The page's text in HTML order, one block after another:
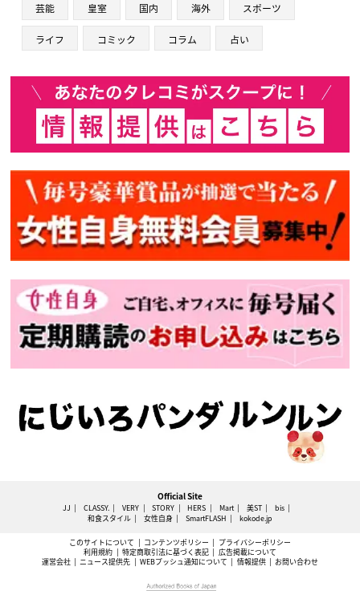
芸能 皇室 国内 海外 スポーツ
ライフ コミック コラム 占い
Official Site
JJ CLASSY. VERY STORY HERS Mart 美ST
bis
和食スタイル
女性自身 SmartFLASH kokode.jp
このサイトについて コンテンツポリシー
プライバシーポリシー
利用規約
特定商取引法に基づく表記
広告掲載について
運営会社
ニュース提供先 WEBプッシュ通知について 情報提供 お問い合わせ